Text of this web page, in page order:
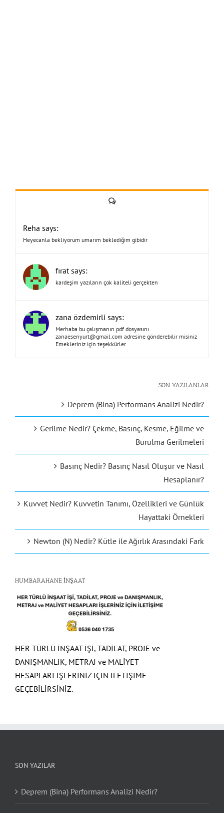
Yorum
Reha says:
Heyecanla bekliyorum umarım beklediğim gibidir
fırat says:
kardeşim yazıların çok kaliteli gerçekten
zana özdemirli says:
Merhaba bu çalışmanın pdf dosyasını
zanaesenyurt@gmail.com adresine gönderebilir misiniz
Emekleriniz için teşekkürler
SON YAZILANLAR
Deprem (Bina) Performans Analizi Nedir?
Gerilme Nedir? Çekme, Basınç, Kesme, Eğilme ve
Burulma Gerilmeleri
Basınç Nedir? Basınç Nasıl Oluşur ve Nasıl
Hesaplanır?
Kuvvet Nedir? Kuvvetin Tanımı, Özellikleri ve Günlük
Hayattaki Örnekleri
Newton (N) Nedir? Kütle ile Ağırlık Arasındaki Fark
HUMBARAHANE İNŞAAT
HER TÜRLÜ İNŞAAT İŞİ, TADİLAT, PROJE ve
DANIŞMANLIK, METRAJ ve MALİYET
HESAPLARI İŞLERİNİZ İÇİN İLETİŞİME
GEÇEBİLİRSİNİZ.
SON YAZILAR
Deprem (Bina) Performans Analizi Nedir?